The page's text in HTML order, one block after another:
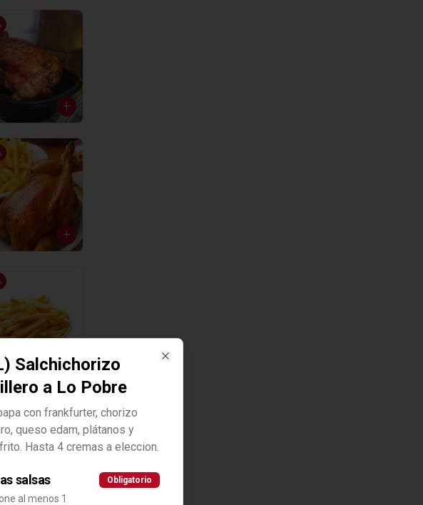
Salchichorizo
a Lo Pobre
con frankfurter, chorizo
queso edam, plátanos y
Hasta 4 cremas a eleccion.
salsas Obligatorio
al menos 1